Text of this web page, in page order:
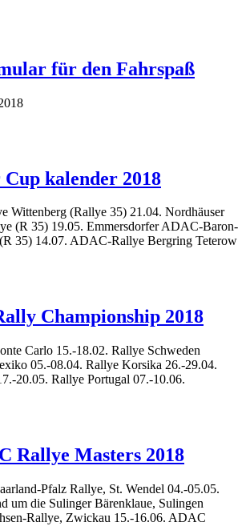
für den Fahrspaß
kalender 2018
Wittenberg (Rallye 35) 21.04. Nordhäuser
(R 35) 19.05. Emmersdorfer ADAC-Baron-
35) 14.07. ADAC-Rallye Bergring Teterow
Championship 2018
Carlo 15.-18.02. Rallye Schweden
05.-08.04. Rallye Korsika 26.-29.04.
20.05. Rallye Portugal 07.-10.06.
Rallye Masters 2018
Pfalz Rallye, St. Wendel 04.-05.05.
um die Sulinger Bärenklaue, Sulingen
Rallye, Zwickau 15.-16.06. ADAC